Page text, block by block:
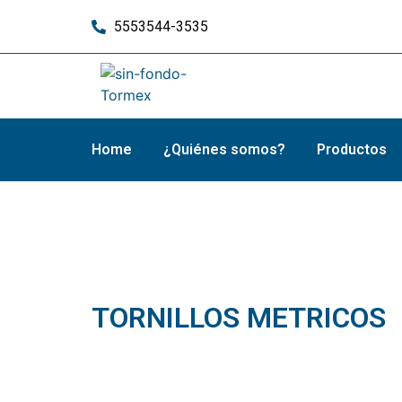
5553544-3535
Home ¿Quiénes somos? Productos
TORNILLOS METRICOS